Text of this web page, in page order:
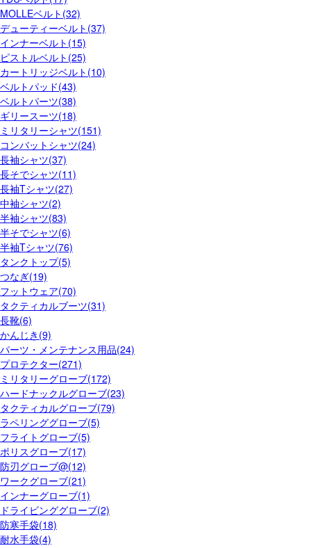
MOLLEベルト(32)
デューティーベルト(37)
インナーベルト(15)
ピストルベルト(25)
カートリッジベルト(10)
ベルトパッド(43)
ベルトパーツ(38)
ギリースーツ(18)
ミリタリーシャツ(151)
コンバットシャツ(24)
長袖シャツ(37)
長そでシャツ(11)
長袖Tシャツ(27)
中袖シャツ(2)
半袖シャツ(83)
半そでシャツ(6)
半袖Tシャツ(76)
タンクトップ(5)
つなぎ(19)
フットウェア(70)
タクティカルブーツ(31)
長靴(6)
かんじき(9)
パーツ・メンテナンス用品(24)
プロテクター(271)
ミリタリーグローブ(172)
ハードナックルグローブ(23)
タクティカルグローブ(79)
ラペリンググローブ(5)
フライトグローブ(5)
ポリスグローブ(17)
防刃グローブ@(12)
ワークグローブ(21)
インナーグローブ(1)
ドライビンググローブ(2)
防寒手袋(18)
耐水手袋(4)